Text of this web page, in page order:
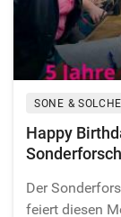
Image matching this topic
Happy
Der
feiert diesen